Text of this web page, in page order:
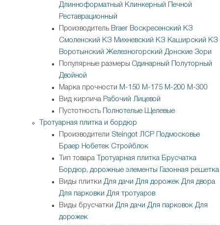
Длинноформатный Клинкерный
Печной
Реставрационный
Производитель Braer Воскресенский КЗ
Смоленский КЗ Михневский КЗ Каширский КЗ
Воротынский Железногорский Донские Зори
Популярные размеры Одинарный
Полуторный
Двойной
Марка прочности М-150 М-175 М-200 М-300
Вид кирпича Рабочий Лицевой
Пустотность
Полнотелые Щелевые
Тротуарная плитка и бордюр
Производители Steingot ЛСР
Подмосковье
Браер Нобетек Стройблок
Тип товара
Тротуарная плитка Брусчатка
Бордюр, дорожные элементы
Газонная решетка
Виды плитки Для дачи Для дорожек Для двора
Для парковки Для тротуаров
Виды брусчатки Для дачи Для парковок Для
дорожек